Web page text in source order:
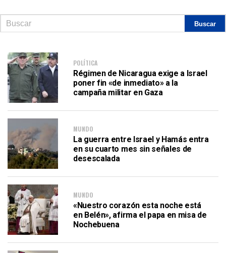
POLÍTICA
Régimen de Nicaragua exige a Israel
poner fin «de inmediato» a la
campaña militar en Gaza
MUNDO
La guerra entre Israel y Hamás entra
en su cuarto mes sin señales de
desescalada
MUNDO
«Nuestro corazón esta noche está
en Belén», afirma el papa en misa de
Nochebuena